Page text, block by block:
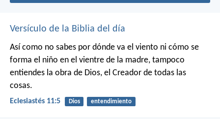
Versículo de la Biblia del día
Así como no sabes por dónde va el viento ni cómo se
forma el niño en el vientre de la madre, tampoco
entiendes la obra de Dios, el Creador de todas las
cosas.
Eclesiastés 11:5 Dios entendimiento